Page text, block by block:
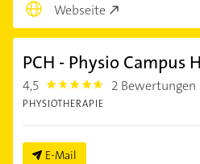
Webseite
PCH - Physio Campus
4,5 4.5 2 Bewertungen
PHYSIOTHERAPIE
E-Mail